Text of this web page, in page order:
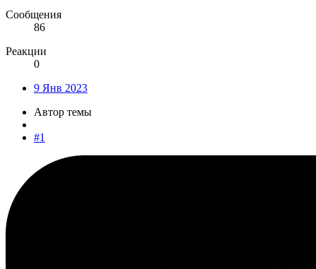
Сообщения
86
Реакции
0
9 Янв 2023
Автор темы
#1